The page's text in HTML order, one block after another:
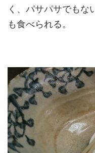
く、パサパサでもな
も食べられる。